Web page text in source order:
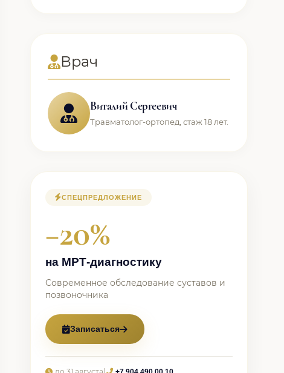
Врач
Виталий Сергеевич
Травматолог-ортопед, стаж 18 лет.
СПЕЦПРЕДЛОЖЕНИЕ
−20%
на МРТ-диагностику
Современное обследование суставов и
позвоночника
Записаться